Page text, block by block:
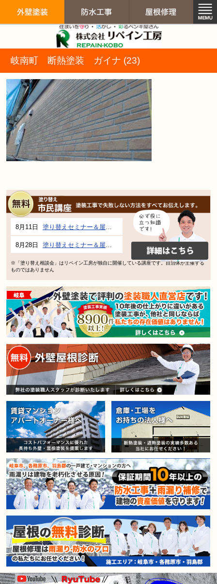
岐南町 断熱塗装 ガイナ (23)
8月11日 塗り替えセミナー＆屋根、外壁の塗り替え市民講座 inぎふメディアコスモス
8月28日 塗り替えセミナー＆屋根、外壁の塗り替え市民講座 inぎふメディアコスモス
※「塗り替え相談会」はリペイン工房が独自に開催している講座です。自治体が主催する
ものではありません
賃貸マンション・アパートオー